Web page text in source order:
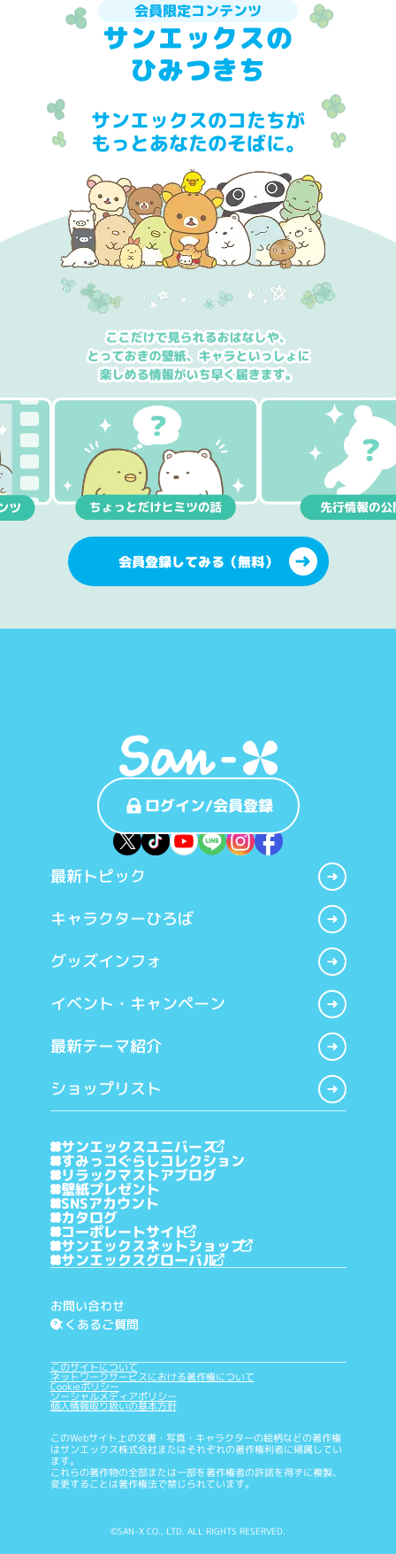
会員限定コンテンツ
サンエックスの
ひみつきち
サンエックスのコたちが
もっとあなたのそばに。
会員登録してみる（無料）
ログイン/会員登録
最新トピック
キャラクターひろば
グッズインフォ
イベント・キャンペーン
最新テーマ紹介
ショップリスト
サンエックスユニバース
すみっコぐらしコレクション
リラックマストアブログ
壁紙プレゼント
SNSアカウント
カタログ
コーポレートサイト
サンエックスネットショップ
サンエックスグローバル
お問い合わせ
?
よくあるご質問
このサイトについて
ネットワークサービスにおける著作権について
Cookieポリシー
ソーシャルメディアポリシー
個人情報取り扱いの基本方針
このWebサイト上の文書・写真・キャラクターの絵柄などの著作権
はサンエックス株式会社またはそれぞれの著作権利者に帰属してい
ます。
これらの著作物の全部または一部を著作権者の許諾を得ずに複製、
変更することは著作権法で禁じられています。
©SAN-X CO., LTD. ALL RIGHTS RESERVED.